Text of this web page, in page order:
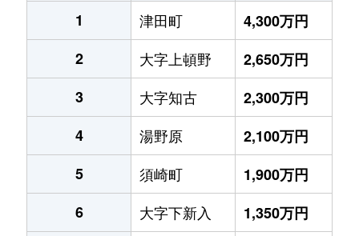
1
津田町
4,300万円
2
大字上頓野
2,650万円
3
大字知古
2,300万円
4
湯野原
2,100万円
5
須崎町
1,900万円
6
大字下新入
1,350万円